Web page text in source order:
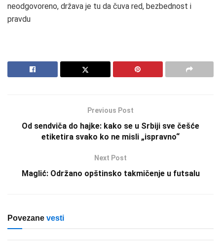
neodgovoreno, država je tu da čuva red, bezbednost i
pravdu
Previous Post
Od sendviča do hajke: kako se u Srbiji sve češće
etiketira svako ko ne misli „ispravno“
Next Post
Maglić: Održano opštinsko takmičenje u futsalu
Povezane vesti